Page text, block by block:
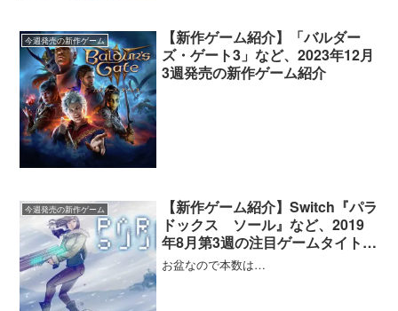
今週発売の新作ゲーム
【新作ゲーム紹介】「バルダー
ズ・ゲート3」など、2023年12月
3週発売の新作ゲーム紹介
今週発売の新作ゲーム
【新作ゲーム紹介】Switch『パラ
ドックス ソール』など、2019
年8月第3週の注目ゲームタイトル
を紹介！
お盆なので本数は…